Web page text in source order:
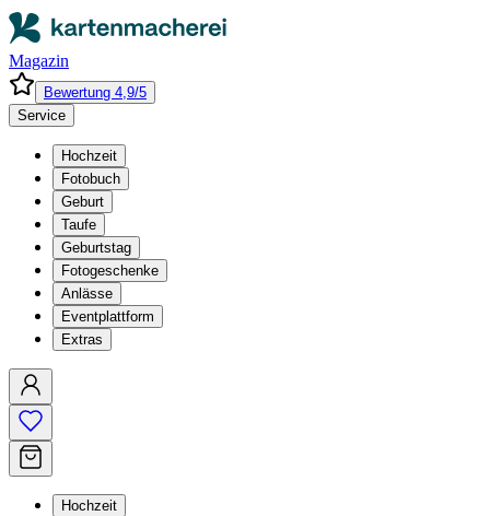
Magazin
Bewertung 4,9/5
Service
Hochzeit
Fotobuch
Geburt
Taufe
Geburtstag
Fotogeschenke
Anlässe
Eventplattform
Extras
Hochzeit